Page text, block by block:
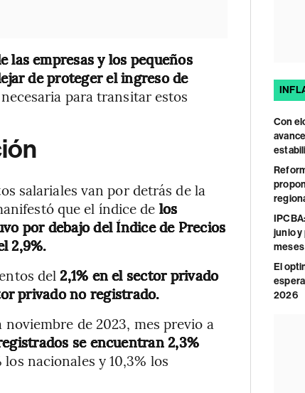
las empresas y los pequeños
de proteger el ingreso de
para transitar estos
salariales van por detrás de la
que el índice de los
por debajo del Índice de Precios
2,9%.
del 2,1% en el sector privado
privado no registrado.
de 2023, mes previo a
se encuentran 2,3%
nacionales y 10,3% los
Con
junio y
meses
El
2026